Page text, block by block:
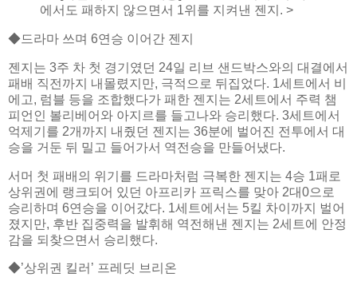
에서도 패하지 않으면서 1위를 지켜낸 젠지. >
◆드라마 쓰며 6연승 이어간 젠지
젠지는 3주 차 첫 경기였던 24일 리브 샌드박스와의 대결에서
패배 직전까지 내몰렸지만, 극적으로 뒤집었다. 1세트에서 비
에고, 럼블 등을 조합했다가 패한 젠지는 2세트에서 주력 챔
피언인 볼리베어와 아지르를 들고나와 승리했다. 3세트에서
억제기를 2개까지 내줬던 젠지는 36분에 벌어진 전투에서 대
승을 거둔 뒤 밀고 들어가서 역전승을 만들어냈다.
서머 첫 패배의 위기를 드라마처럼 극복한 젠지는 4승 1패로
상위권에 랭크되어 있던 아프리카 프릭스를 맞아 2대0으로
승리하며 6연승을 이어갔다. 1세트에서는 5킬 차이까지 벌어
졌지만, 후반 집중력을 발휘해 역전해낸 젠지는 2세트에 안정
감을 되찾으면서 승리했다.
◆’상위권 킬러’ 프레딧 브리온